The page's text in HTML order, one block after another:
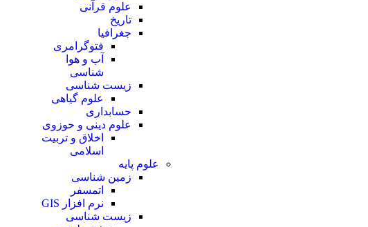
علوم قرآنی
تاریخ
جغرافیا
فتوگرامری
آب و هوا
شناسی
زیست شناسی
علوم گیاهی
حسابداری
علوم دینی و حوزوی
اخلاق و تربیت
اسلامی
علوم پایه
زمین شناسی
اتمسفر
نرم افزار GIS
زیست شناسی